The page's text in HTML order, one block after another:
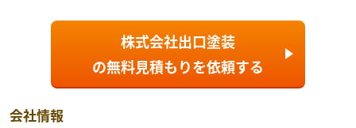
株式会社出口塗装
の無料見積もりを依頼する
会社情報